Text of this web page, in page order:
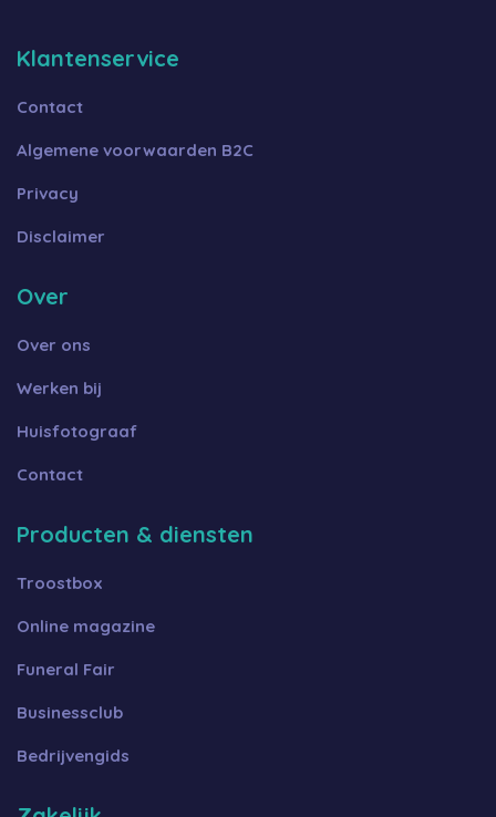
Klantenservice
Contact
Algemene voorwaarden B2C
Privacy
Disclaimer
Over
Over ons
Werken bij
Huisfotograaf
Contact
Producten & diensten
Troostbox
Online magazine
Funeral Fair
Businessclub
Bedrijvengids